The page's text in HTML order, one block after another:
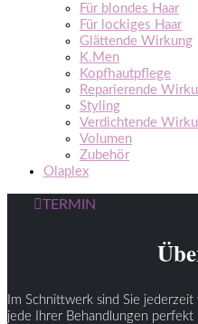
Für blondes Haar
Für lockiges Haar
Glättende Wirkung
K.Men
Kopfhautpflege
Reparierende
Styling
Verdichtende
Volumen
Zubehör
Olaplex
TERMIN
Im Schnittwerk sind Sie
jede Ihrer Behandlungen